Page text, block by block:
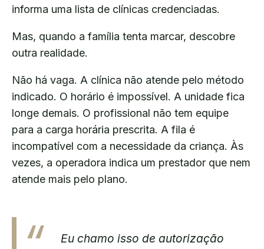
informa uma lista de clínicas credenciadas.
Mas, quando a família tenta marcar, descobre
outra realidade.
Não há vaga. A clínica não atende pelo método
indicado. O horário é impossível. A unidade fica
longe demais. O profissional não tem equipe
para a carga horária prescrita. A fila é
incompatível com a necessidade da criança. Às
vezes, a operadora indica um prestador que nem
atende mais pelo plano.
Eu chamo isso de autorização